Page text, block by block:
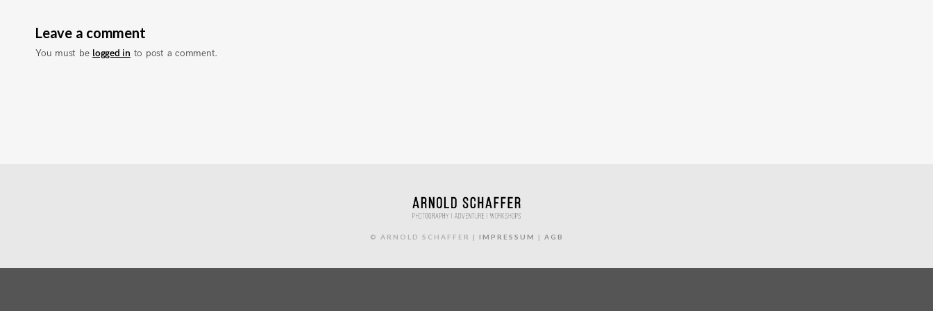
Leave a comment
You must be logged in to post a comment.
© ARNOLD SCHAFFER | IMPRESSUM | AGB